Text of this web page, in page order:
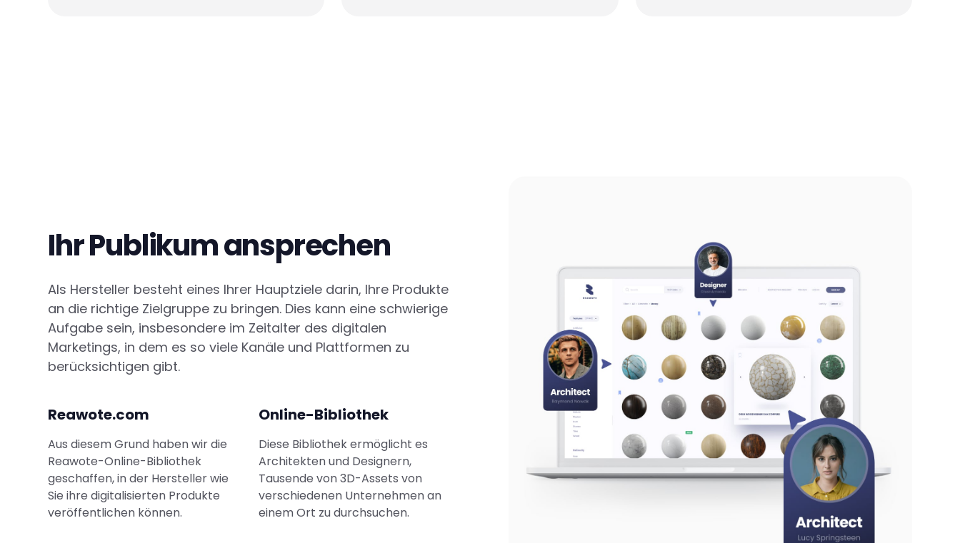
Ihr Publikum ansprechen
Als Hersteller besteht eines Ihrer Hauptziele darin, Ihre Produkte
an die richtige Zielgruppe zu bringen. Dies kann eine schwierige
Aufgabe sein, insbesondere im Zeitalter des digitalen
Marketings, in dem es so viele Kanäle und Plattformen zu
berücksichtigen gibt.
Reawote.com
Aus diesem Grund haben wir die
Reawote-Online-Bibliothek
geschaffen, in der Hersteller wie
Sie ihre digitalisierten Produkte
veröffentlichen können.
Online-Bibliothek
Diese Bibliothek ermöglicht es
Architekten und Designern,
Tausende von 3D-Assets von
verschiedenen Unternehmen an
einem Ort zu durchsuchen.